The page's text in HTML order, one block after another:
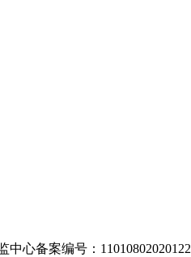
心备案编号：11010802020122